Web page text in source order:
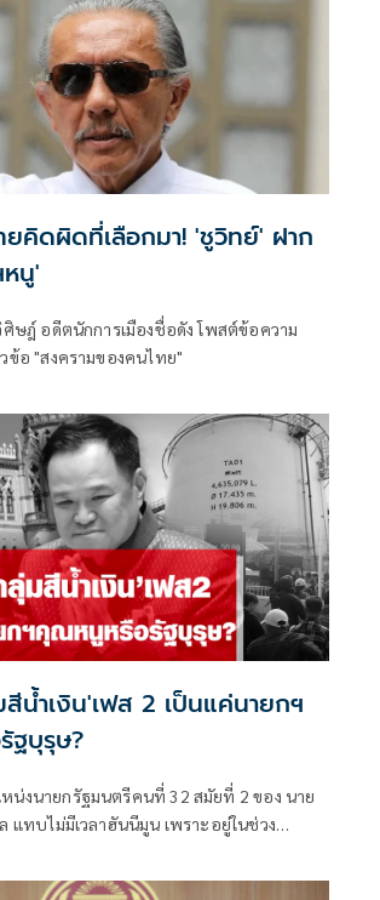
ยคิดผิดที่เลือกมา! 'ชูวิทย์' ฝาก
นู'
ษฎ์ อดีตนักการเมืองชื่อดัง โพสต์ข้อความ
ข้อ "สงครามของคนไทย"
น้ำเงิน'เฟส 2 เป็นแค่นายกฯ
ฐบุรุษ?
หน่งนายกรัฐมนตรีคนที่ 32 สมัยที่ 2 ของ นาย
แทบไม่มีเวลาฮันนีมูน เพราะอยู่ในช่วง